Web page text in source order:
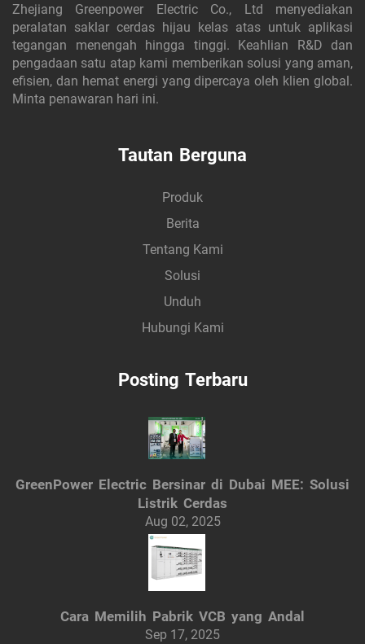
Zhejiang Greenpower Electric Co., Ltd menyediakan
peralatan saklar cerdas hijau kelas atas untuk aplikasi
tegangan menengah hingga tinggi. Keahlian R&D dan
pengadaan satu atap kami memberikan solusi yang aman,
efisien, dan hemat energi yang dipercaya oleh klien global.
Minta penawaran hari ini.
Tautan Berguna
Produk
Berita
Tentang Kami
Solusi
Unduh
Hubungi Kami
Posting Terbaru
GreenPower Electric Bersinar di Dubai MEE: Solusi
Listrik Cerdas
Aug 02, 2025
Cara Memilih Pabrik VCB yang Andal
Sep 17, 2025